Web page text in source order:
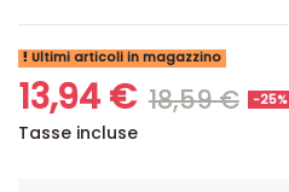
Ultimi articoli in magazzino
13,94 € 18,59 € -25%
Tasse incluse